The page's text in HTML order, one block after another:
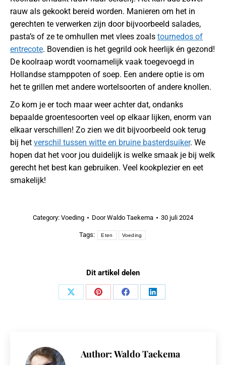
rauw als gekookt bereid worden. Manieren om het in
gerechten te verwerken zijn door bijvoorbeeld salades,
pasta’s of ze te omhullen met vlees zoals tournedos of
entrecote. Bovendien is het gegrild ook heerlijk én gezond!
De koolraap wordt voornamelijk vaak toegevoegd in
Hollandse stamppoten of soep. Een andere optie is om
het te grillen met andere wortelsoorten of andere knollen.
Zo kom je er toch maar weer achter dat, ondanks
bepaalde groentesoorten veel op elkaar lijken, enorm van
elkaar verschillen! Zo zien we dit bijvoorbeeld ook terug
bij het verschil tussen witte en bruine basterdsuiker. We
hopen dat het voor jou duidelijk is welke smaak je bij welk
gerecht het best kan gebruiken. Veel kookplezier en eet
smakelijk!
Category: Voeding DoorWaldo Taekema 30 juli 2024
Tags: Eten Voeding
Dit artikel delen
Share
Share
Share
Share
Author: Waldo Taekema